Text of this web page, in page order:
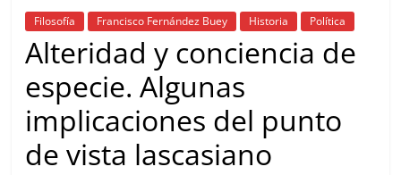
Filosofía Francisco Fernández Buey Historia Política
Alteridad y conciencia de
especie. Algunas
implicaciones del punto
de vista lascasiano